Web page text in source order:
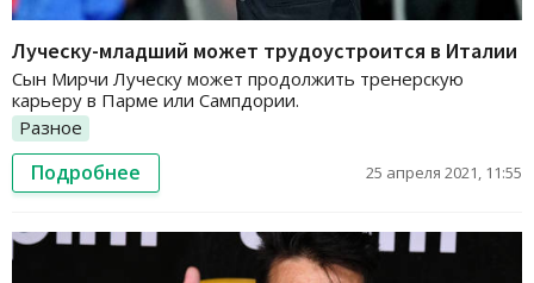
Луческу-младший может трудоустроится в Италии
Сын Мирчи Луческу может продолжить тренерскую
карьеру в Парме или Сампдории.
Разное
Подробнее 25 апреля 2021, 11:55